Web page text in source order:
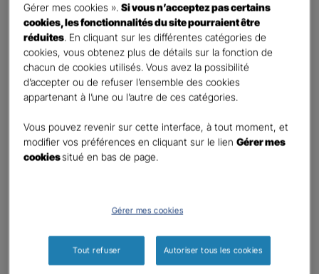
Monsieur
Contact*
First Last
Téléphone*
United
States
+1
E-mail*
Informations complémentaires (facultatif)
Gérer mes cookies ».Si vous n’acceptez pas certains
cookies, les fonctionnalités du site pourraient être
réduites. En cliquant sur les différentes catégories de
cookies, vous obtenez plus de détails sur la fonction de
chacun de cookies utilisés. Vous avez la possibilité
d’accepter ou de refuser l’ensemble des cookies
appartenant à l’une ou l’autre de ces catégories.
Vous pouvez revenir sur cette interface, à tout moment, et
modifier vos préférences en cliquant sur le lienGérer mes
cookiessitué en bas de page.
Gérer mes cookies
Tout refuser Autoriser tous les cookies